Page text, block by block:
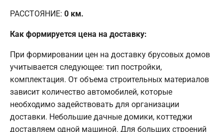
РАССТОЯНИЕ: 0 км.
Как формируется цена на доставку:
При формировании цен на доставку брусовых домов
учитывается следующее: тип постройки,
комплектация. От объема строительных материалов
зависит количество автомобилей, которые
необходимо задействовать для организации
доставки. Небольшие дачные домики, коттеджи
доставляем одной машиной. Для больших строений